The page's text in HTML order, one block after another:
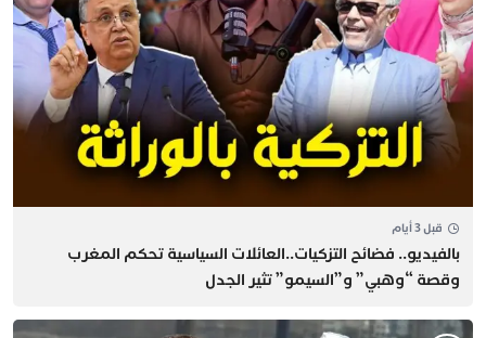
قبل 3 أيام
بالفيديو.. فضائح التزكيات..العائلات السياسية تحكم المغرب
وقصة “وهبي” و”السيمو” تثير الجدل